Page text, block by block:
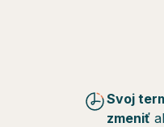
Svoj
zmeniť